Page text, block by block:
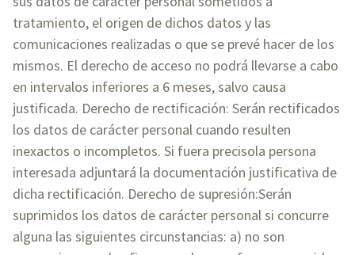
tratamiento, el origen de dichos datos y las
comunicaciones realizadas o que se prevé hacer de los
mismos. El derecho de acceso no podrá llevarse a cabo
en intervalos inferiores a 6 meses, salvo causa
justificada. Derecho de rectificación: Serán rectificados
los datos de carácter personal cuando resulten
inexactos o incompletos. Si fuera precisola persona
interesada adjuntará la documentación justificativa de
dicha rectificación. Derecho de supresión:Serán
suprimidos los datos de carácter personal si concurre
alguna las siguientes circunstancias: a) no son